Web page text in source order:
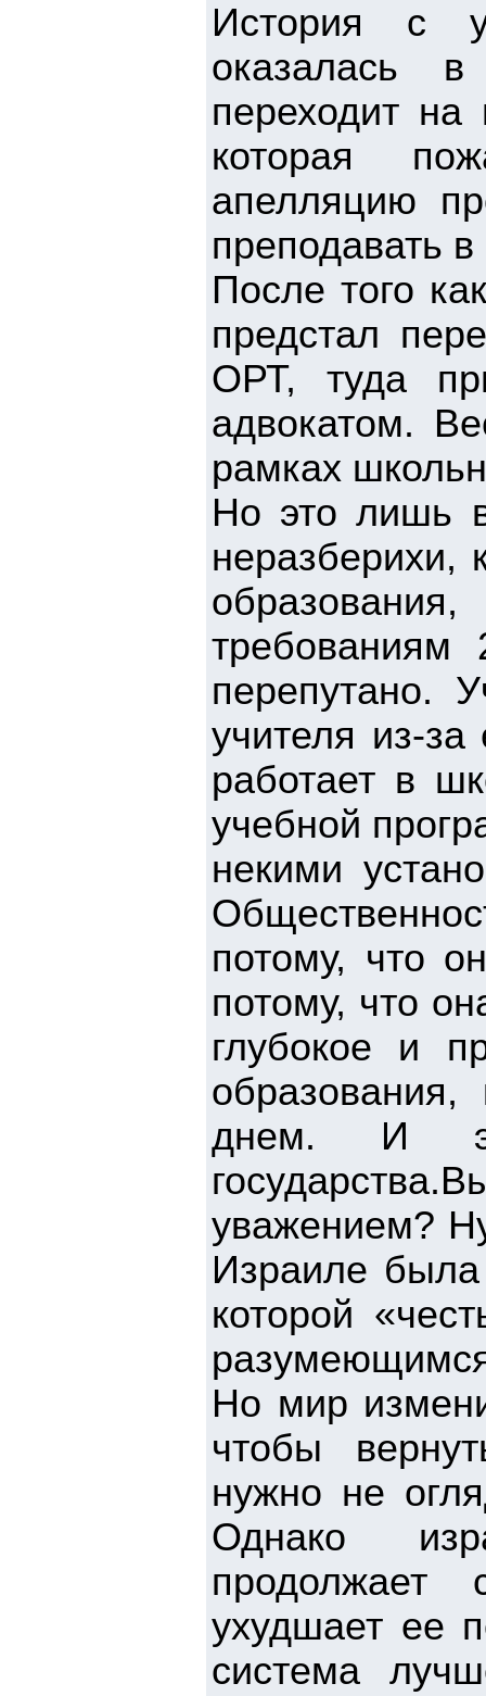
История с
оказалась
переходит
которая
апелляцию
преподавать
После того
предстал
ОРТ, туда
адвокатом.
рамках
Но это лишь
неразберихи,
требованиям
перепутано.
учителя из-за
работает в
учебной
некими
потому, что
потому, что
глубокое и
днем. И
уважением?
Израиле
которой
Но мир
чтобы
нужно не
Однако
продолжает
ухудшает ее
система